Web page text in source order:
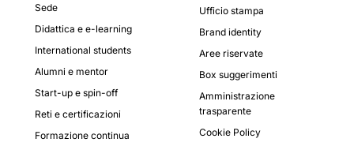
Sede
Didattica e e-learning
International students
Alumni e mentor
Start-up e spin-off
Reti e certificazioni
Formazione continua
Ufficio stampa
Brand identity
Aree riservate
Box suggerimenti
Amministrazione
trasparente
Cookie Policy